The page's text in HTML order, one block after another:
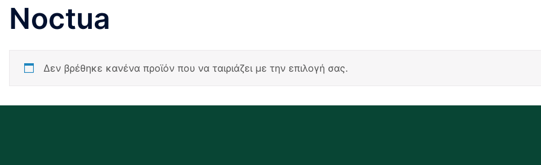
Noctua
Δεν βρέθηκε κανένα προϊόν που να ταιριάζει με την επιλογή σας.